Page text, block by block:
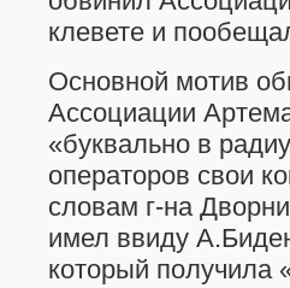
клевете и
Основной мотив
Ассоциации
«буквально в
операторов свои
словам г-на
имел ввиду
который получила